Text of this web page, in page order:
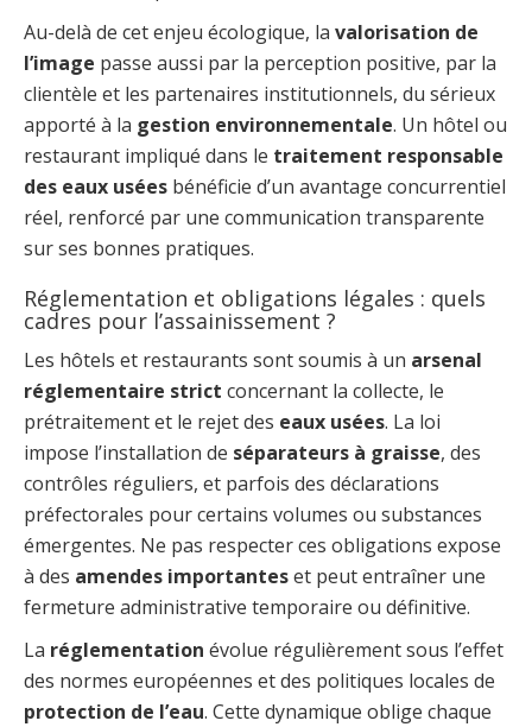
Au-delà de cet enjeu écologique, la valorisation de
l’image passe aussi par la perception positive, par la
clientèle et les partenaires institutionnels, du sérieux
apporté à la gestion environnementale. Un hôtel ou
restaurant impliqué dans le traitement responsable
des eaux usées bénéficie d’un avantage concurrentiel
réel, renforcé par une communication transparente
sur ses bonnes pratiques.
Réglementation et obligations légales : quels
cadres pour l’assainissement ?
Les hôtels et restaurants sont soumis à un arsenal
réglementaire strict concernant la collecte, le
prétraitement et le rejet des eaux usées. La loi
impose l’installation de séparateurs à graisse, des
contrôles réguliers, et parfois des déclarations
préfectorales pour certains volumes ou substances
émergentes. Ne pas respecter ces obligations expose
à des amendes importanteset peut entraîner une
fermeture administrative temporaire ou définitive.
La réglementation évolue régulièrement sous l’effet
des normes européennes et des politiques locales de
protection de l’eau. Cette dynamique oblige chaque